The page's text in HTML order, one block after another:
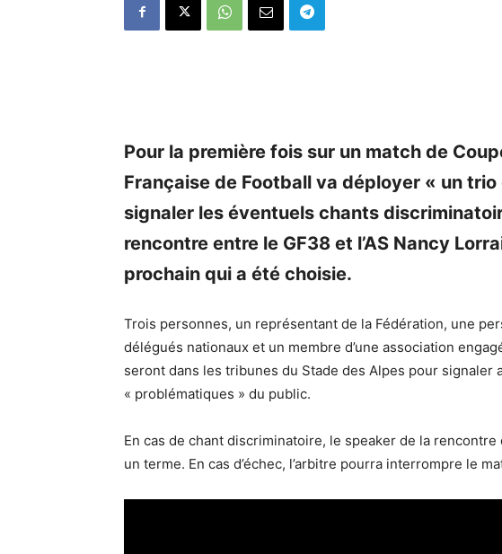
Pour la première fois sur un match de
Française de Football va déployer « un
signaler les éventuels chants
rencontre entre le GF38 et l’AS Nancy
prochain qui a été choisie.
Trois personnes, un représentant de la Fédération, une
délégués nationaux et un membre d’une association
seront dans les tribunes du Stade des Alpes pour
« problématiques » du public.
En cas de chant discriminatoire, le speaker de la rencontre
un terme. En cas d’échec, l’arbitre pourra interrompre le